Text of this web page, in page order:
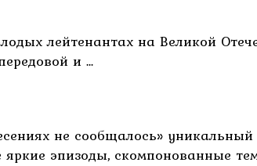
лейтенантах на Великой
и ...
не сообщалось»
эпизоды, скомпонованные